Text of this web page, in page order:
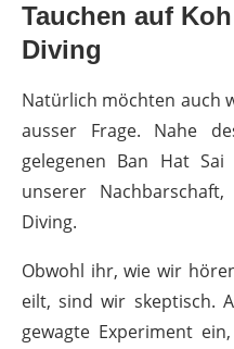
Tauchen auf
Diving
Natürlich möchten auch
ausser Frage. Nahe
gelegenen Ban Hat
unserer
Diving.
Obwohl ihr, wie wir
eilt, sind wir skeptisch.
gewagte Experiment